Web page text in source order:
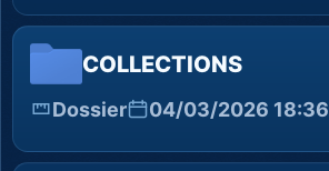
COLLECTIONS
Dossier 04/03/2026 18:36